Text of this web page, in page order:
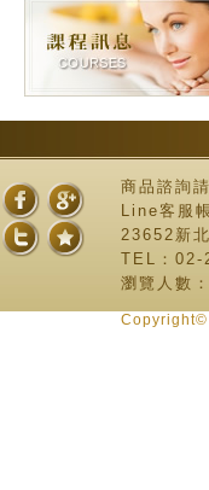
商品諮詢
Line客服
23652新
TEL：02-
瀏覽人數
Copyright©